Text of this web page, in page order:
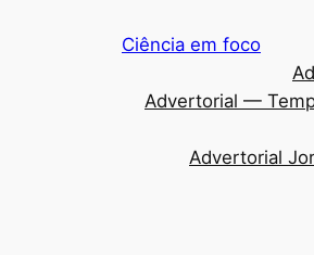
Ciência em foco
Advertorial —
Advertorial